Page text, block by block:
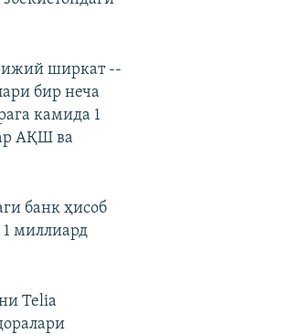
ширкат --
бир неча
камида 1
АҚШ ва
банк ҳисоб
миллиард
Telia